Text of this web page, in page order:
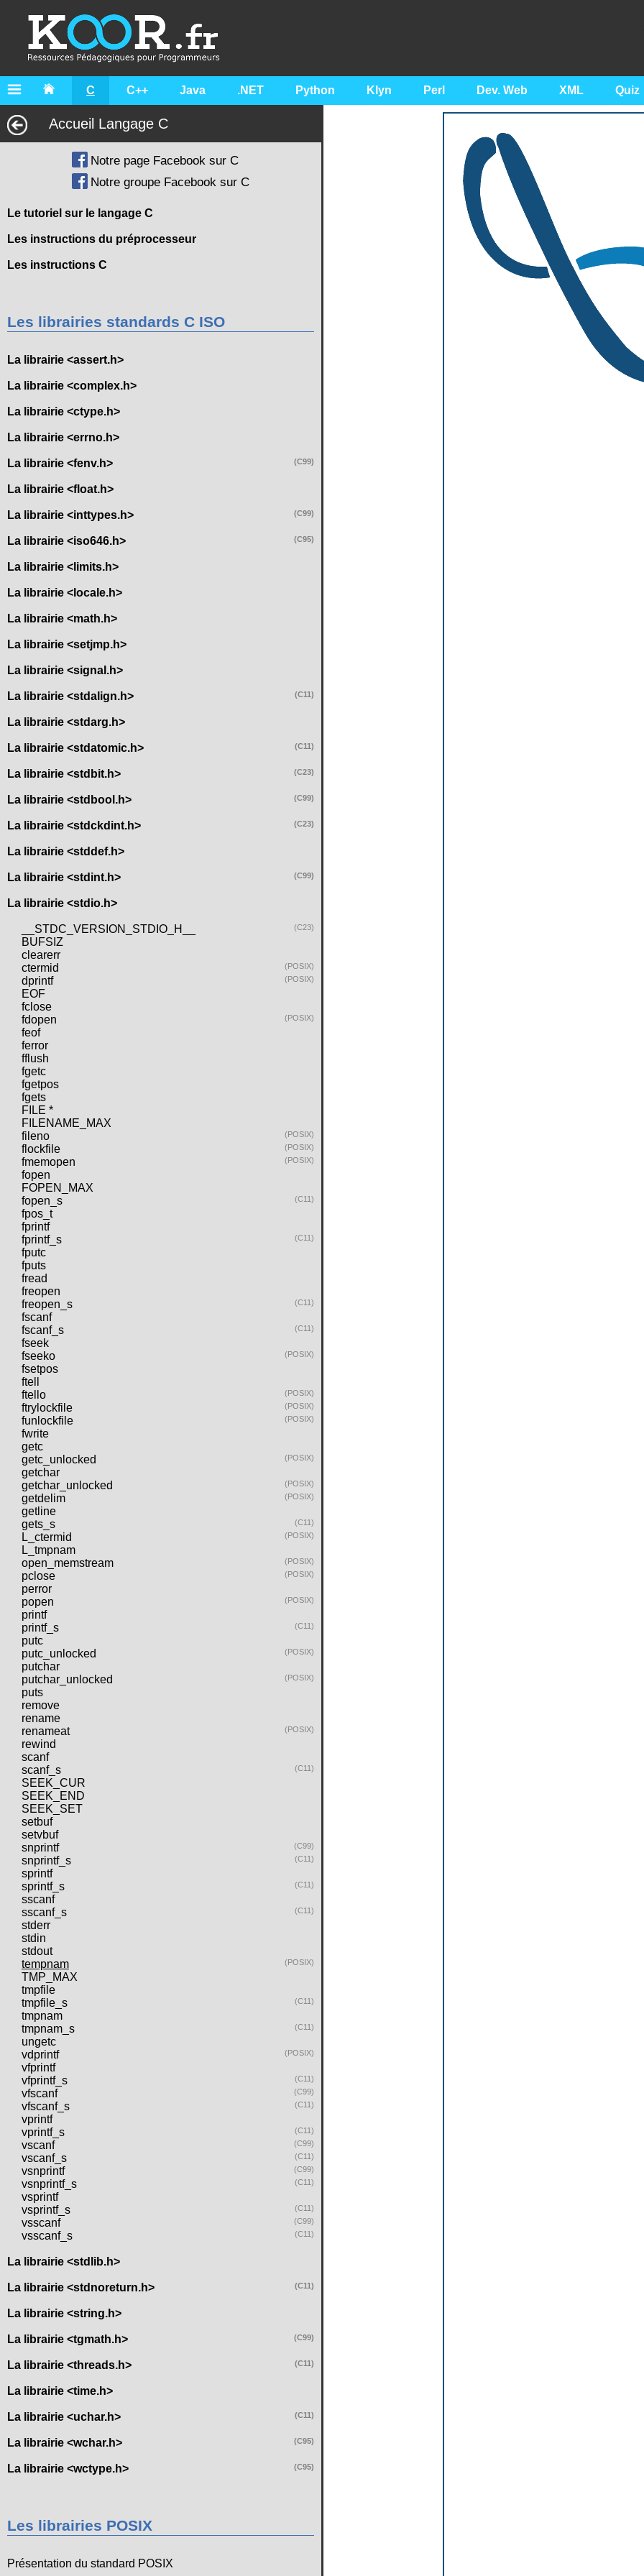
C C++ Java .NET Python Klyn Perl Dev. Web XML Quiz
Accueil Langage C
Notre page Facebook sur C
Notre groupe Facebook sur C
Le tutoriel sur le langage C
Les instructions du préprocesseur
Les instructions C
Les librairies standards C ISO
La librairie <assert.h>
La librairie <complex.h>
La librairie <ctype.h>
La librairie <errno.h>
La librairie <fenv.h> (C99)
La librairie <float.h>
La librairie <inttypes.h> (C99)
La librairie <iso646.h> (C95)
La librairie <limits.h>
La librairie <locale.h>
La librairie <math.h>
La librairie <setjmp.h>
La librairie <signal.h>
La librairie <stdalign.h> (C11)
La librairie <stdarg.h>
La librairie <stdatomic.h> (C11)
La librairie <stdbit.h> (C23)
La librairie <stdbool.h> (C99)
La librairie <stdckdint.h> (C23)
La librairie <stddef.h>
La librairie <stdint.h> (C99)
La librairie <stdio.h>
__STDC_VERSION_STDIO_H__ (C23)
BUFSIZ
clearerr
ctermid
(POSIX)
dprintf (POSIX)
EOF
fclose
fdopen
(POSIX)
feof
ferror
fflush
fgetc
fgetpos
fgets
FILE *
FILENAME_MAX
fileno
(POSIX)
flockfile (POSIX)
fmemopen (POSIX)
fopen
FOPEN_MAX
fopen_s
(C11)
fpos_t
fprintf
fprintf_s
(C11)
fputc
fputs
fread
freopen
freopen_s
(C11)
fscanf
fscanf_s
(C11)
fseek
fseeko
(POSIX)
fsetpos
ftell
ftello
(POSIX)
ftrylockfile (POSIX)
funlockfile (POSIX)
fwrite
getc
getc_unlocked
(POSIX)
getchar
getchar_unlocked
(POSIX)
getdelim (POSIX)
getline
gets_s
(C11)
L_ctermid (POSIX)
L_tmpnam
open_memstream
(POSIX)
pclose (POSIX)
perror
popen
(POSIX)
printf
printf_s
(C11)
putc
putc_unlocked
(POSIX)
putchar
putchar_unlocked
(POSIX)
puts
remove
rename
renameat
(POSIX)
rewind
scanf
scanf_s
(C11)
SEEK_CUR
SEEK_END
SEEK_SET
setbuf
setvbuf
snprintf
(C99)
snprintf_s (C11)
sprintf
sprintf_s
(C11)
sscanf
sscanf_s
(C11)
stderr
stdin
stdout
tempnam
(POSIX)
TMP_MAX
tmpfile
tmpfile_s
(C11)
tmpnam
tmpnam_s
(C11)
ungetc
vdprintf
(POSIX)
vfprintf
vfprintf_s
(C11)
vfscanf (C99)
vfscanf_s (C11)
vprintf
vprintf_s
(C11)
vscanf (C99)
vscanf_s (C11)
vsnprintf (C99)
vsnprintf_s (C11)
vsprintf
vsprintf_s
(C11)
vsscanf (C99)
vsscanf_s (C11)
La librairie <stdlib.h>
La librairie <stdnoreturn.h> (C11)
La librairie <string.h>
La librairie <tgmath.h> (C99)
La librairie <threads.h> (C11)
La librairie <time.h>
La librairie <uchar.h> (C11)
La librairie <wchar.h> (C95)
La librairie <wctype.h> (C95)
Les librairies POSIX
Présentation du standard POSIX